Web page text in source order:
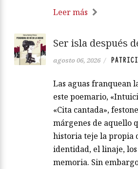
Leer más
Ser isla después
agosto 06, 2026 /
Las aguas franquean
este poemario,
«Cita cantada»,
márgenes de aquello
historia teje la propia
identidad, el linaje,
memoria. Sin